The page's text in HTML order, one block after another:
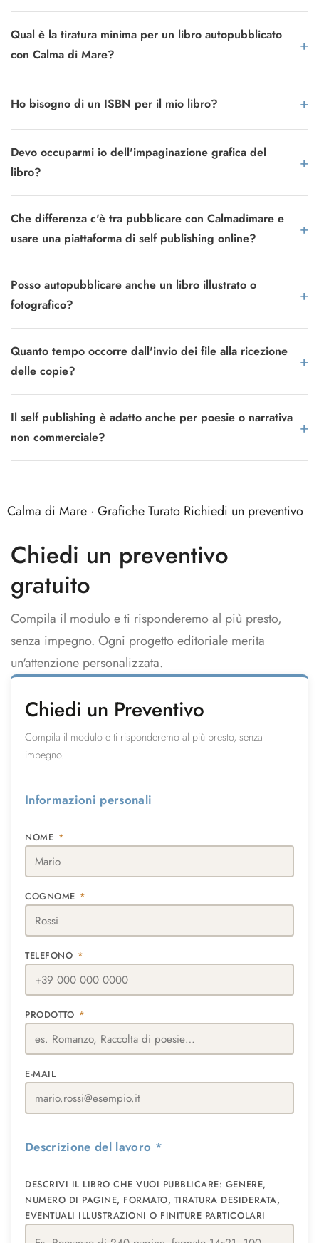
Qual è la tiratura minima per un libro autopubblicato
con Calma di Mare?
Ho bisogno di un ISBN per il mio libro?
Devo occuparmi io dell'impaginazione grafica del
libro?
Che differenza c'è tra pubblicare con Calmadimare e
usare una piattaforma di self publishing online?
Posso autopubblicare anche un libro illustrato o
fotografico?
Quanto tempo occorre dall'invio dei file alla ricezione
delle copie?
Il self publishing è adatto anche per poesie o narrativa
non commerciale?
Calma di Mare · Grafiche Turato Richiedi un preventivo
Chiedi un preventivo
gratuito
Compila il modulo e ti risponderemo al più presto,
senza impegno. Ogni progetto editoriale merita
un'attenzione personalizzata.
Chiedi un Preventivo
Compila il modulo e ti risponderemo al più presto, senza
impegno.
Informazioni personali
NOME *
COGNOME *
TELEFONO *
PRODOTTO *
E-MAIL
Descrizione del lavoro *
DESCRIVI IL LIBRO CHE VUOI PUBBLICARE: GENERE,
NUMERO DI PAGINE, FORMATO, TIRATURA DESIDERATA,
EVENTUALI ILLUSTRAZIONI O FINITURE PARTICOLARI